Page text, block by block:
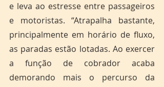
e leva ao estresse entre passageiros
e motoristas. “Atrapalha bastante,
principalmente em horário de fluxo,
as paradas estão lotadas. Ao exercer
a função de cobrador acaba
demorando mais o percurso da